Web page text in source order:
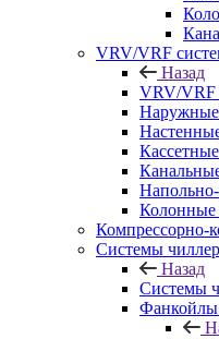
VRV/VRF
Назад
VRV/VRF
Наружные
Компрессорно-
Системы
Назад
Системы
Фанкойлы